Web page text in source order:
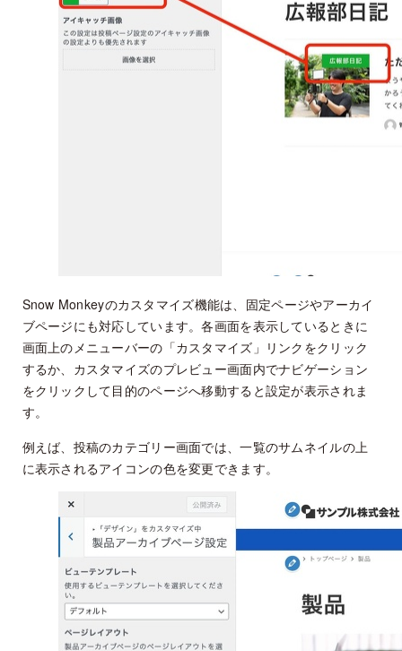
Snow Monkeyのカスタマイズ機能は、固定ページやアーカイ
ブページにも対応しています。各画面を表示しているときに
画面上のメニューバーの「カスタマイズ」リンクをクリック
するか、カスタマイズのプレビュー画面内でナビゲーション
をクリックして目的のページへ移動すると設定が表示されま
す。
例えば、投稿のカテゴリー画面では、一覧のサムネイルの上
に表示されるアイコンの色を変更できます。